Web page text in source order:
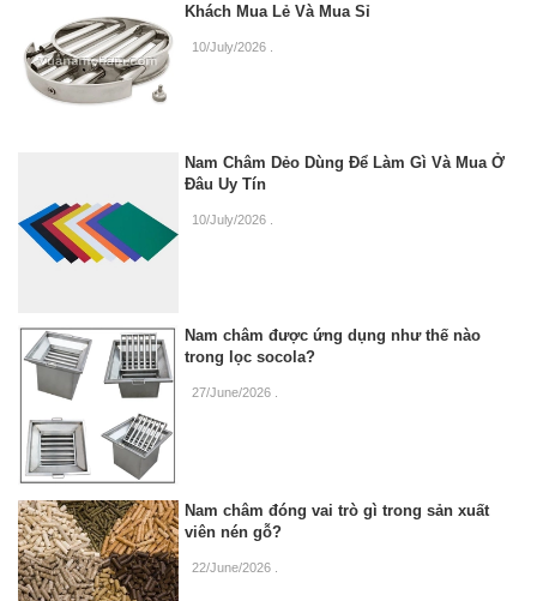
Khách Mua Lẻ Và Mua Sỉ
10/July/2026
Nam Châm Dẻo Dùng Để Làm Gì Và Mua Ở
Đâu Uy Tín
10/July/2026
Nam châm được ứng dụng như thế nào
trong lọc socola?
27/June/2026
Nam châm đóng vai trò gì trong sản xuất
viên nén gỗ?
22/June/2026